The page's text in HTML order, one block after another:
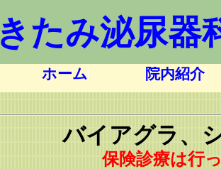
保険診療は行
きたみ泌尿器
ホーム 院内紹介
バイアグラ、